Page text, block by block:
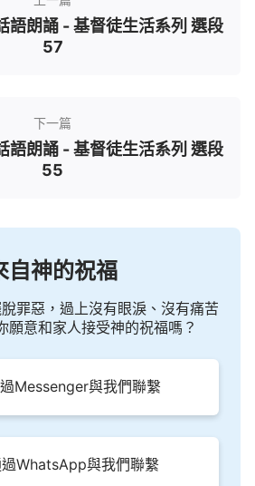
語朗誦 - 基督徒生活系列 選段
57
下一篇
語朗誦 - 基督徒生活系列 選段
55
自神的祝福
罪惡，過上沒有眼淚、沒有痛苦
願意和家人接受神的祝福嗎？
Messenger與我們聯繫
WhatsApp與我們聯繫